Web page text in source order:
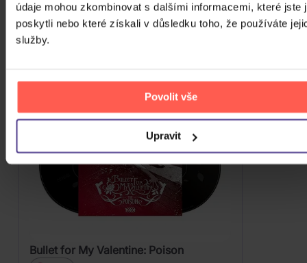
údaje mohou zkombinovat s dalšími informacemi, které jste
poskytli nebo které získali v důsledku toho, že používáte
služby.
Povolit vše
Upravit
349 Kč
Bullet for My Valentine: Poison